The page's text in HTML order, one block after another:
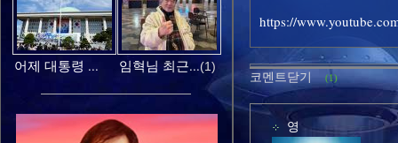
어제 대통령 ... 임혁님 최근...(1)
https://
코멘트닫기 (1)
영